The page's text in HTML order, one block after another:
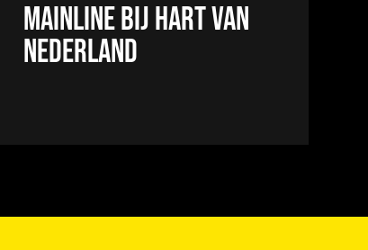
Mainline bij Hart van
Nederland